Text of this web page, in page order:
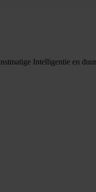
Intelligentie en